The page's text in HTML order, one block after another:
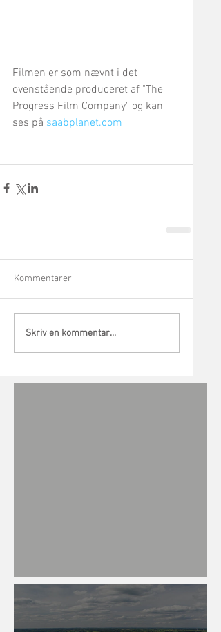
Filmen er som nævnt i det
ovenstående produceret af "The
Progress Film Company" og kan
ses på saabplanet.com
Kommentarer
Skriv en kommentar...